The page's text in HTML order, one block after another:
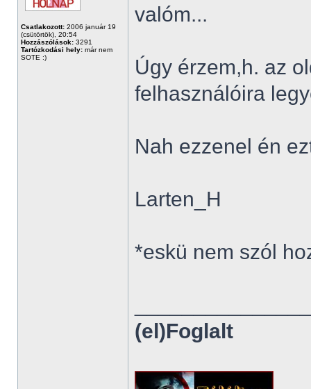
Csatlakozott: 2006 január 19
(csütörtök), 20:54
Hozzászólások: 3291
Tartózkodási hely: már nem
SOTE :)
valóm...
Úgy érzem,h. az
felhasználóira
Nah ezzenel én
Larten_H
*eskü nem szól
(el)Foglalt